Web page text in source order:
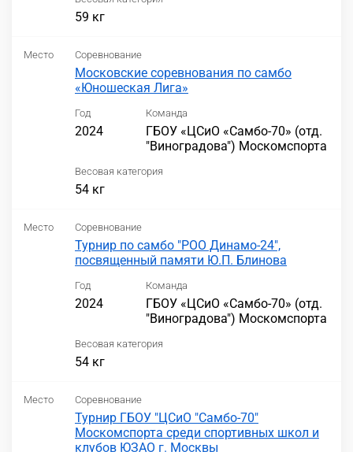
59 кг
Место Соревнование
Московские соревнования по самбо
«Юношеская Лига»
Год
2024
Команда
ГБОУ «ЦСиО «Самбо-70» (отд.
"Виноградова") Москомспорта
Весовая категория
54 кг
Место Соревнование
Турнир по самбо "РОО Динамо-24",
посвященный памяти Ю.П. Блинова
Год
2024
Команда
ГБОУ «ЦСиО «Самбо-70» (отд.
"Виноградова") Москомспорта
Весовая категория
54 кг
Место Соревнование
Турнир ГБОУ "ЦСиО "Самбо-70"
Москомспорта среди спортивных школ и
клубов ЮЗАО г. Москвы